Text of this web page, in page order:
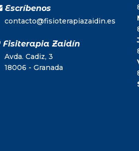
Escríbenos
contacto@fisioterapiazaidin.es
Fisiterapia Zaidín
Avda. Cadiz, 3
18006 - Granada